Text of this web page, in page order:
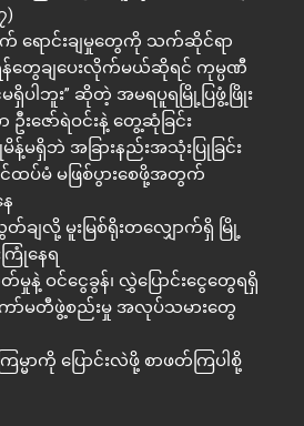
)
ရောင်းချမှုတွေကို သက်ဆိုင်ရာ
တွေချပေးလိုက်မယ်ဆိုရင် ကုမ္ပဏီ
ဘူး” ဆိုတဲ့ အမရပူရမြို့ပြဖွံ့ဖြိုး
ဦးဇော်ရဲဝင်းနဲ့ တွေ့ဆုံခြင်း
မရှိဘဲ အခြားနည်းအသုံးပြုခြင်း
င်ထပ်မံ မဖြစ်ပွားစေဖို့အတွက်
ျလို့ မူးမြစ်ရိုးတလျှောက်ရှိ မြို့
ြုံနေရ
နဲ့ ဝင်ငွေခွန်၊ လွှဲပြောင်းငွေတွေရရှိ
ော်မတီဖွဲ့စည်းမှု အလုပ်သမားတွေ
ာကို ပြောင်းလဲဖို့ စာဖတ်ကြပါစို့